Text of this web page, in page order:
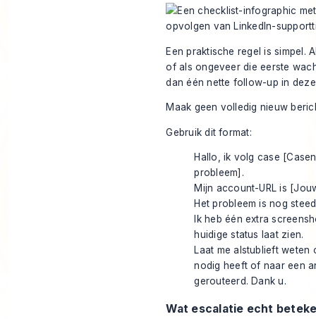
Een praktische regel is simpel.
of als ongeveer die eerste
dan één nette follow-up in
Maak geen volledig nieuw
Gebruik dit format:
Hallo, ik volg case
probleem].
Mijn account-URL is
Het probleem is nog
Ik heb één extra
huidige status laat zien.
Laat me alstublieft
nodig heeft of naar een
gerouteerd. Dank u.
Wat escalatie echt